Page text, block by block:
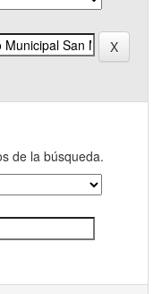
de la búsqueda.